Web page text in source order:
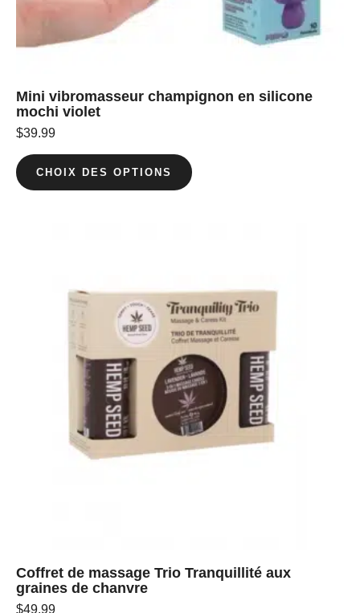
Mini vibromasseur champignon en silicone
mochi violet
$39.99
CHOIX DES OPTIONS
Coffret de massage Trio Tranquillité aux
graines de chanvre
$49.99